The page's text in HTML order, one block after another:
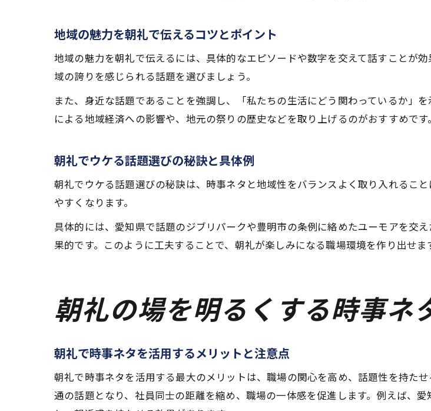
ちょっとした一言で誕生日
朝礼で1分話せるネタを作る
朝礼ネタを短く効果的に伝
地域の魅力を朝礼で伝えるコツとポイント
地域の魅力を朝礼で伝えるには、具体的なエピソードや数字を交えて話すことが
域の誇りを感じられる話題を選びましょう。
また、身近な話題であることを強調し、「私たちの生活にどう関わっているか」
による地域経済への影響や、地元の祭りの歴史などを取り上げるのがおすすめです。
朝礼でウケる話題選びの秘訣と具体例
朝礼でウケる話題選びの秘訣は、時事ネタと地域性をバランスよく取り入れるこ
やすくなります。
具体的には、愛知県で話題のジブリパークや豊明市の条例に絡めたユーモアを交
果的です。このように工夫することで、朝礼が楽しみになる職場環境を作り出せま
朝礼の場を明るくする時事ネ
朝礼で時事ネタを活用するメリットと注意点
朝礼で時事ネタを活用する最大のメリットは、職場の関心を高め、話題性を持た
通の話題となり、社員同士の距離を縮め、職場の一体感を促進します。例えば、